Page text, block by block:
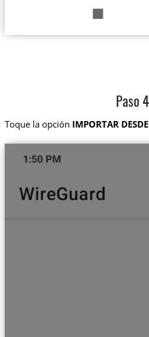
Paso 4
Toque la opción IMPORTAR